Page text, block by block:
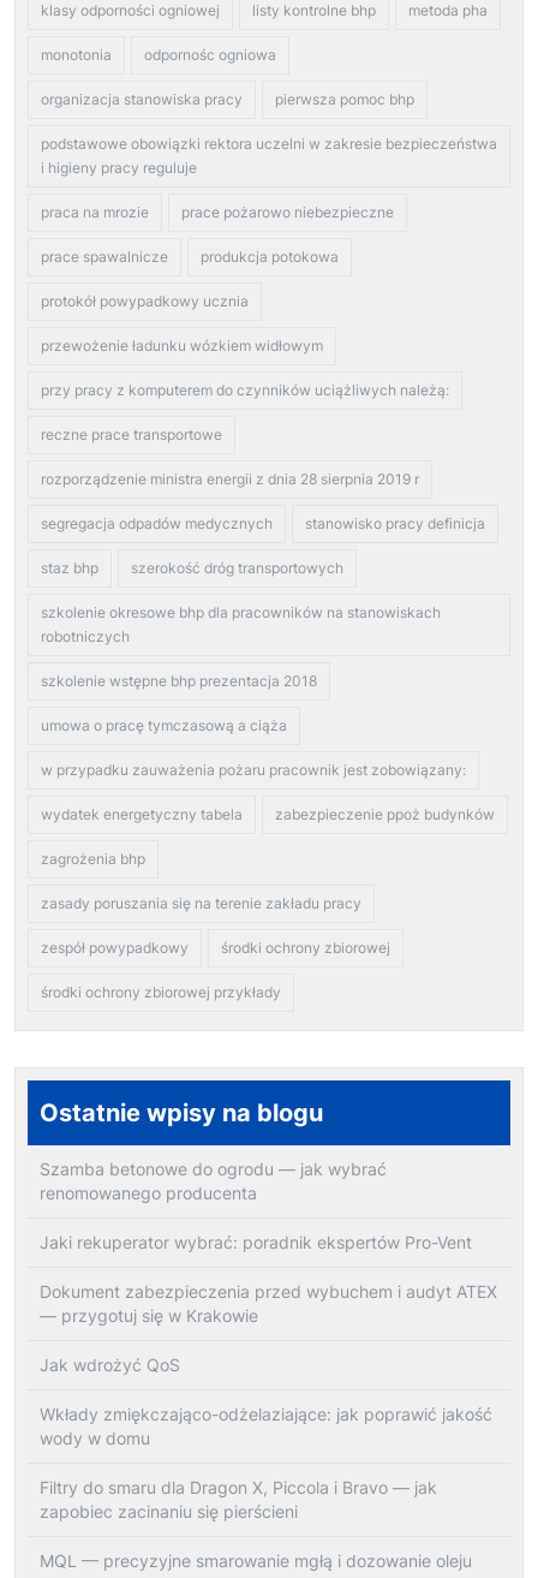
klasy odporności ogniowej listy kontrolne bhp metoda pha
monotonia odpornośc ogniowa
organizacja stanowiska pracy pierwsza pomoc bhp
podstawowe obowiązki rektora uczelni w zakresie bezpieczeństwa
i higieny pracy reguluje
praca na mrozie prace pożarowo niebezpieczne
prace spawalnicze produkcja potokowa
protokół powypadkowy ucznia
przewożenie ładunku wózkiem widłowym
przy pracy z komputerem do czynników uciążliwych należą:
reczne prace transportowe
rozporządzenie ministra energii z dnia 28 sierpnia 2019 r
segregacja odpadów medycznych stanowisko pracy definicja
staz bhp szerokość dróg transportowych
szkolenie okresowe bhp dla pracowników na stanowiskach
robotniczych
szkolenie wstępne bhp prezentacja 2018
umowa o pracę tymczasową a ciąża
w przypadku zauważenia pożaru pracownik jest zobowiązany:
wydatek energetyczny tabela zabezpieczenie ppoż budynków
zagrożenia bhp
zasady poruszania się na terenie zakładu pracy
zespół powypadkowy środki ochrony zbiorowej
środki ochrony zbiorowej przykłady
Ostatnie wpisy na blogu
Szamba betonowe do ogrodu — jak wybrać
renomowanego producenta
Jaki rekuperator wybrać: poradnik ekspertów Pro-Vent
Dokument zabezpieczenia przed wybuchem i audyt ATEX
— przygotuj się w Krakowie
Jak wdrożyć QoS
Wkłady zmiękczająco-odżelaziające: jak poprawić jakość
wody w domu
Filtry do smaru dla Dragon X, Piccola i Bravo — jak
zapobiec zacinaniu się pierścieni
MQL — precyzyjne smarowanie mgłą i dozowanie oleju